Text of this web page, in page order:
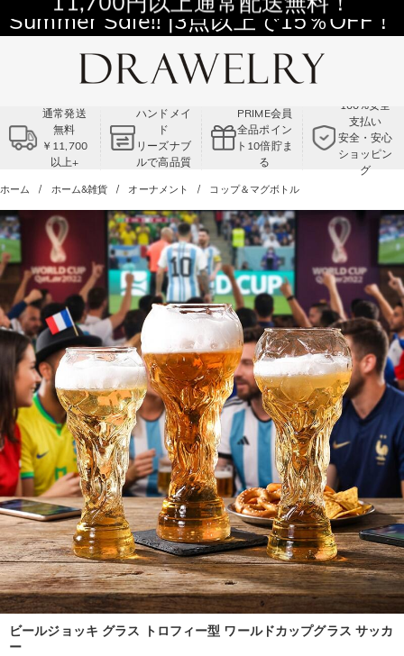
11,700円以上通常配送無料！
Summer Sale!! |3点以上で15％OFF！
コード:VS2
通常発送
無料
￥11,700
以上+
ハンドメイ
ド
リーズナブ
ルで高品質
PRIME会員
全品ポイン
ト10倍貯ま
る
100%安全
支払い
安全・安心
ショッピン
グ
ホーム ホーム&雑貨 オーナメント コップ＆マグボトル
ビールジョッキ グラス トロフィー型 ワールドカップグラス サッカ
ー